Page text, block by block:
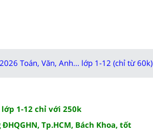
Toán, Văn, Anh... lớp 1-12 (chỉ từ 60k)
lớp 1-12 chỉ với 250k
Tp.HCM, Bách Khoa, tốt